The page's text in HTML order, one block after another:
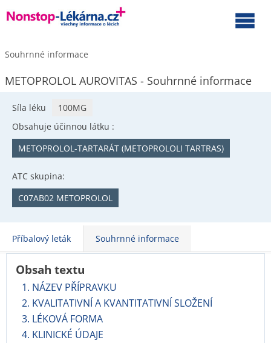
Souhrnné informace
METOPROLOL AUROVITAS - Souhrnné informace
Síla léku
100MG
Obsahuje účinnou látku :
METOPROLOL-TARTARÁT (METOPROLOLI TARTRAS)
ATC skupina:
C07AB02 METOPROLOL
Příbalový leták Souhrnné informace
Obsah textu
1. NÁZEV PŘÍPRAVKU
2. KVALITATIVNÍ A KVANTITATIVNÍ SLOŽENÍ
3. LÉKOVÁ FORMA
4. KLINICKÉ ÚDAJE